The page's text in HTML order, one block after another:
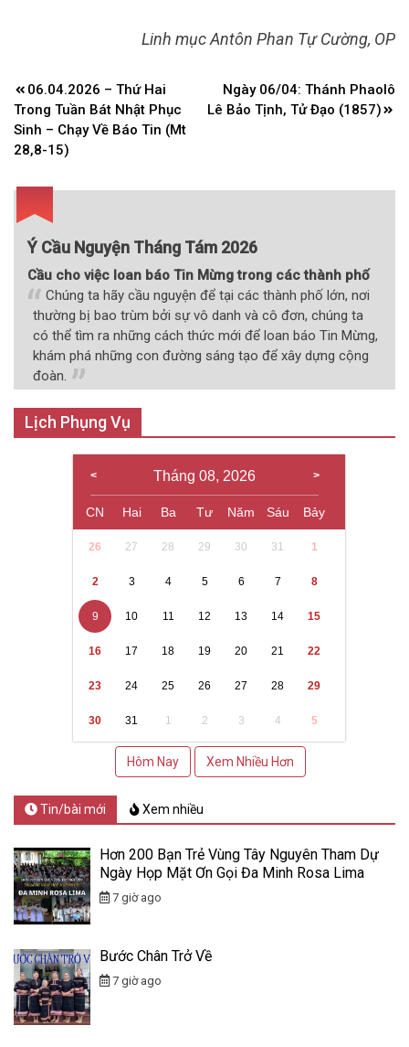
Linh mục Antôn Phan Tự Cường, OP
Điều
hướng
bài
viết
06.04.2026 – Thứ Hai
Trong Tuần Bát Nhật Phục
Sinh – Chạy Về Báo Tin (Mt
28,8-15)
Ngày 06/04: Thánh Phaolô
Lê Bảo Tịnh, Tử Đạo (1857)
Ý Cầu Nguyện Tháng Tám 2026
Cầu cho việc loan báo Tin Mừng trong các thành phố
Chúng ta hãy cầu nguyện để tại các thành phố lớn, nơi
thường bị bao trùm bởi sự vô danh và cô đơn, chúng ta
có thể tìm ra những cách thức mới để loan báo Tin Mừng,
khám phá những con đường sáng tạo để xây dựng cộng
đoàn.
Lịch Phụng Vụ
Tháng 08, 2026
CN Hai Ba Tư Năm Sáu Bảy
26 27 28 29 30 31 1
2 3 4 5 6 7 8
9 10 11 12 13 14 15
16 17 18 19 20 21 22
23 24 25 26 27 28 29
30 31 1 2 3 4 5
Hôm Nay Xem Nhiều Hơn
Tin/bài mới Xem nhiều
Hơn 200 Bạn Trẻ Vùng Tây Nguyên Tham Dự
Ngày Họp Mặt Ơn Gọi Đa Minh Rosa Lima
7 giờ ago
Bước Chân Trở Về
7 giờ ago